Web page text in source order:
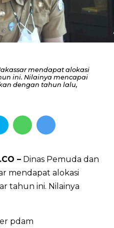
mendapat alokasi
ini. Nilainya mencapai
dengan tahun lalu,
– Dinas Pemuda dan
mendapat alokasi
tahun ini. Nilainya